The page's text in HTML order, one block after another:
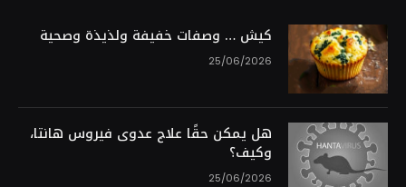
كيش … وصفات خفيفة ولذيذة وصحية
25/06/2026
هل يمكن حقًا علاج عدوى فيروس هانتا،
وكيف؟
25/06/2026